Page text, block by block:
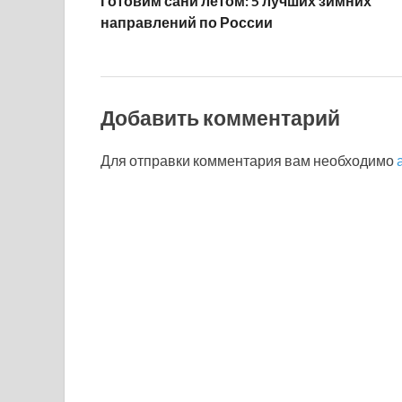
направлений по России
Добавить комментарий
Для отправки комментария вам необходимо